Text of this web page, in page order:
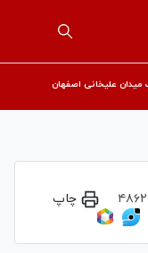
میدان علیخانی اصفهان
چاپ